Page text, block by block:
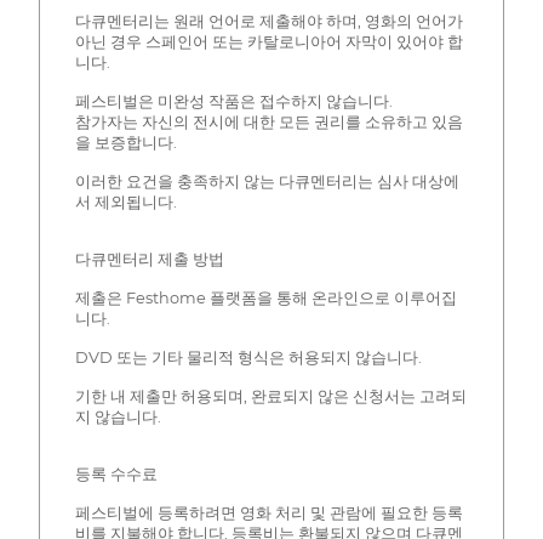
다큐멘터리는 원래 언어로 제출해야 하며, 영화의 언어가
아닌 경우 스페인어 또는 카탈로니아어 자막이 있어야 합
니다.
페스티벌은 미완성 작품은 접수하지 않습니다.
참가자는 자신의 전시에 대한 모든 권리를 소유하고 있음
을 보증합니다.
이러한 요건을 충족하지 않는 다큐멘터리는 심사 대상에
서 제외됩니다.
다큐멘터리 제출 방법
제출은 Festhome 플랫폼을 통해 온라인으로 이루어집
니다.
DVD 또는 기타 물리적 형식은 허용되지 않습니다.
기한 내 제출만 허용되며, 완료되지 않은 신청서는 고려되
지 않습니다.
등록 수수료
페스티벌에 등록하려면 영화 처리 및 관람에 필요한 등록
비를 지불해야 합니다. 등록비는 환불되지 않으며 다큐멘